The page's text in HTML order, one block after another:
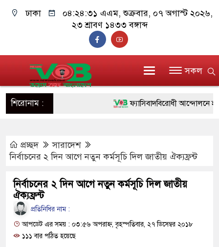
ঢাকা ০৪:২৪:৩১ এএম, শুক্রবার, ০৭ অগাস্ট ২০২৬,
২৩ শ্রাবণ ১৪৩৩ বঙ্গাব্দ
সকল
শিরোনাম : ফ্যাসিবাদবিরোধী আন্দোলনে
সিল-স্বাক্ষর জালিয়াতি চক্রের পাঁচ
উদ্ধার
প্রধানমন্ত্রী
প্রচ্ছদ
সারাদেশ
নির্বাচনের ২ দিন আগে নতুন কর্মসূচি দিল জাতীয় ঐক্যফ্রন্ট
নির্বাচনের ২ দিন আগে নতুন কর্মসূচি দিল জাতীয়
ঐক্যফ্রন্ট
প্রতিনিধির নাম :
আপডেট এর সময় : ০৩:৫৬ অপরাহ্ন, বৃহস্পতিবার, ২৭ ডিসেম্বর ২০১৮
১১১ বার পঠিত হয়েছে